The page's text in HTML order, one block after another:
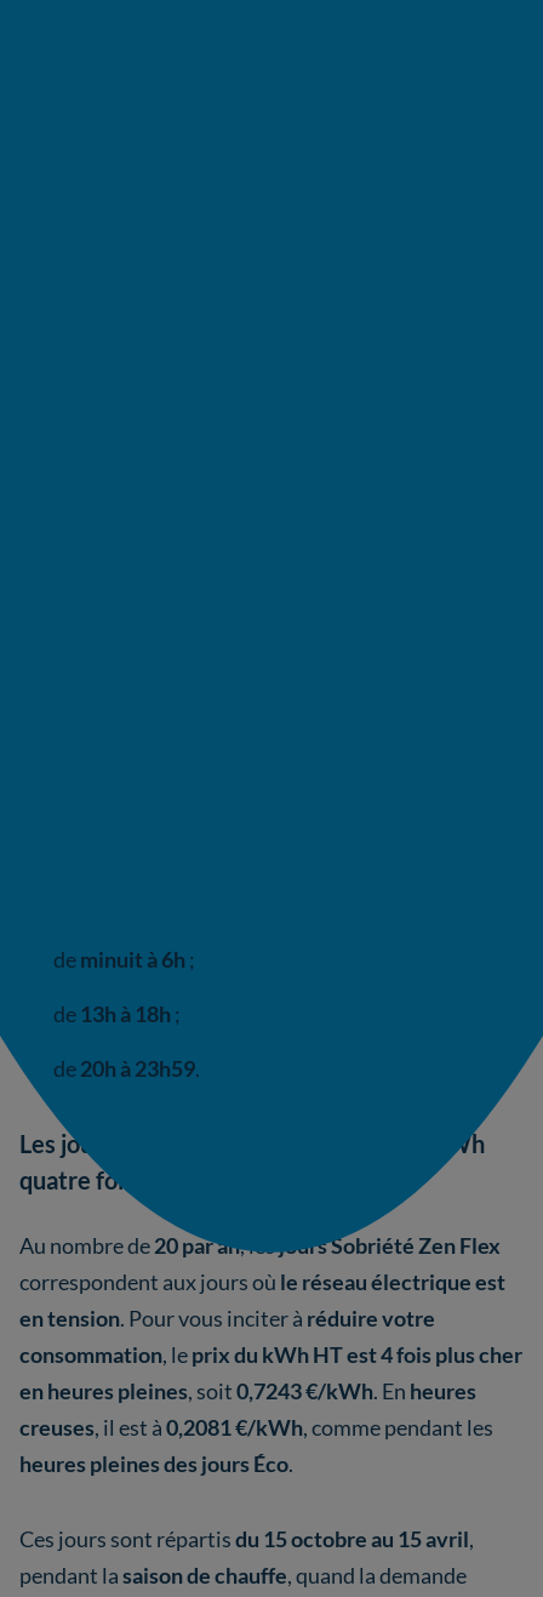
deminuit à 6h ;
de 13h à 18h ;
de20h à 23h59.
Les jours Sobriété Zen Flex : un prix du kWh
quatre fois plus élevé
Au nombre de20 par an, lesjours Sobriété Zen Flex
correspondent aux jours où le réseau électrique est
en tension. Pour vous inciter à réduire votre
consommation, leprix du kWh HT est 4 fois plus cher
en heures pleines, soit0,7243 €/kWh. En heures
creuses, il est à0,2081 €/kWh,comme pendant les
heures pleines des jours Éco.
Ces jours sont répartisdu 15 octobre au 15 avril,
pendant lasaison de chauffe, quand la demande